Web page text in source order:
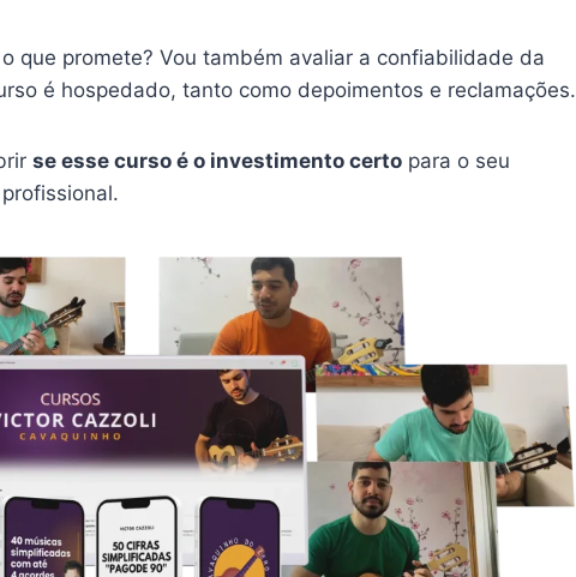
que promete? Vou também avaliar a confiabilidade da
é hospedado, tanto como depoimentos e reclamações.
se esse curso é o investimento certo para o seu